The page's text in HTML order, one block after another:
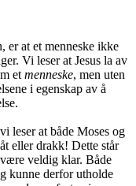
er at et menneske ikke
Vi leser at Jesus la av
et menneske, men uten
i egenskap av å
leser at både Moses og
eller drakk! Dette står
veldig klar. Både
kunne derfor utholde